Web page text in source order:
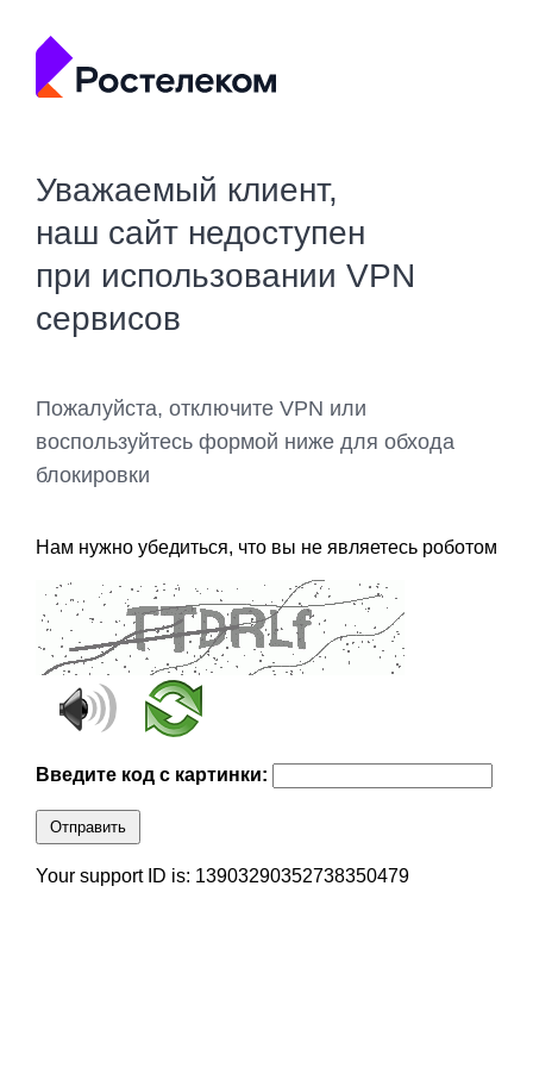
Уважаемый клиент,
наш сайт недоступен
при использовании VPN
сервисов
Пожалуйста, отключите VPN или
воспользуйтесь формой ниже для обхода
блокировки
Нам нужно убедиться, что вы не являетесь роботом
Введите код с картинки:
Отправить
Your support ID is: 13903290352738350479